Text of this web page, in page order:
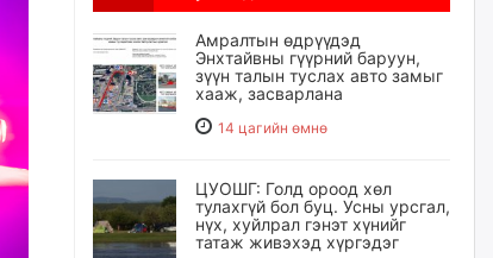
Амралтын өдрүүдэд
Энхтайвны гүүрний баруун,
зүүн талын туслах авто замыг
хааж, засварлана
14 цагийн өмнө
ЦУОШГ: Голд ороод хөл
тулахгүй бол буц. Усны урсгал,
нүх, хуйлрал гэнэт хүнийг
татаж живэхэд хүргэдэг